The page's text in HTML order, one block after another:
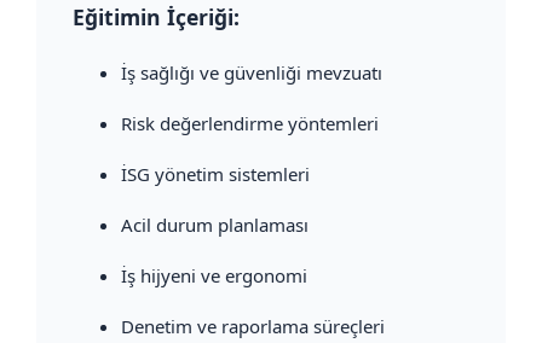
Eğitimin İçeriği:
İş sağlığı ve güvenliği mevzuatı
Risk değerlendirme yöntemleri
İSG yönetim sistemleri
Acil durum planlaması
İş hijyeni ve ergonomi
Denetim ve raporlama süreçleri